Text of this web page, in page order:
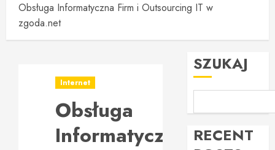
Obsługa Informatyczna Firm i Outsourcing IT w
zgoda.net
Internet
Obsługa
Informatyczna
SZUKAJ
RECENT